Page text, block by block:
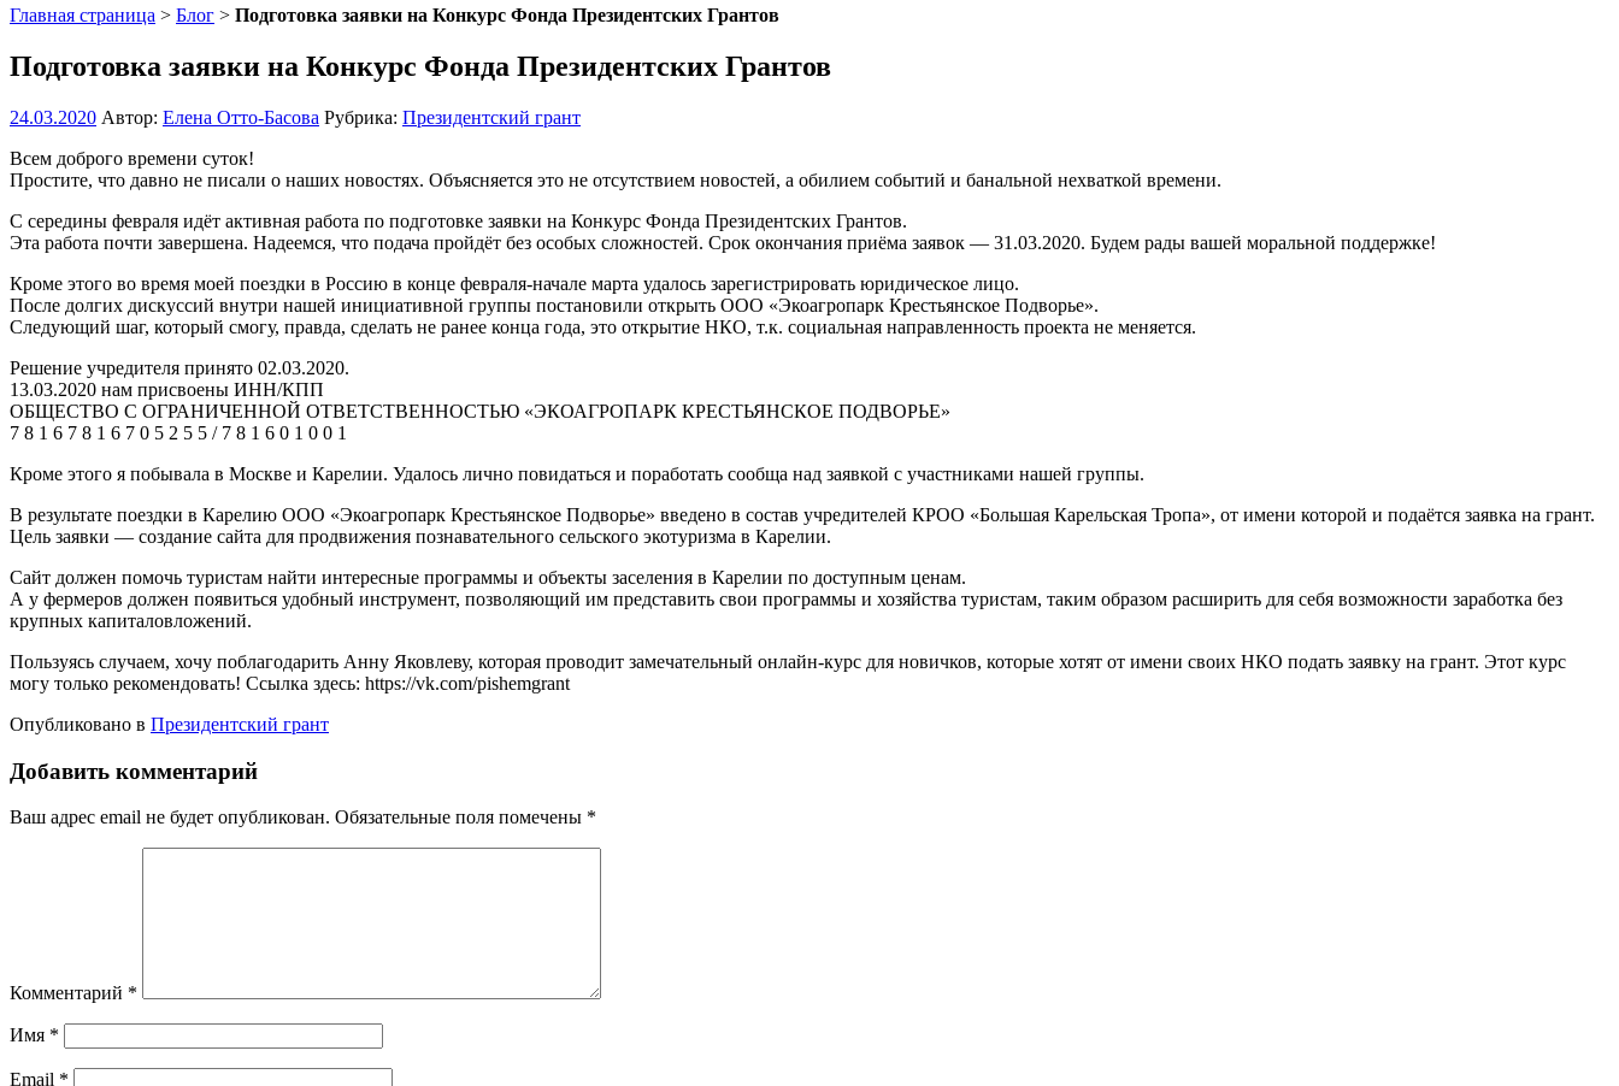
Главная страница > Блог > Подготовка заявки на Конкурс Фонда Президентских Грантов
Подготовка заявки на Конкурс Фонда Президентских Грантов
24.03.2020 Автор: Елена Отто-Басова Рубрика: Президентский грант
Всем доброго времени суток!
Простите, что давно не писали о наших новостях. Объясняется это не отсутствием новостей, а обилием событий и банальной нехваткой времени.
С середины февраля идёт активная работа по подготовке заявки на Конкурс Фонда Президентских Грантов.
Эта работа почти завершена. Надеемся, что подача пройдёт без особых сложностей. Срок окончания приёма заявок — 31.03.2020. Будем рады вашей моральной поддержке!
Кроме этого во время моей поездки в Россию в конце февраля-начале марта удалось зарегистрировать юридическое лицо.
После долгих дискуссий внутри нашей инициативной группы постановили открыть ООО «Экоагропарк Крестьянское Подворье».
Следующий шаг, который смогу, правда, сделать не ранее конца года, это открытие НКО, т.к. социальная направленность проекта не меняется.
Решение учредителя принято 02.03.2020.
13.03.2020 нам присвоены ИНН/КПП
ОБЩЕСТВО С ОГРАНИЧЕННОЙ ОТВЕТСТВЕННОСТЬЮ «ЭКОАГРОПАРК КРЕСТЬЯНСКОЕ ПОДВОРЬЕ»
7 8 1 6 7 8 1 6 7 0 5 2 5 5 / 7 8 1 6 0 1 0 0 1
Кроме этого я побывала в Москве и Карелии. Удалось лично повидаться и поработать сообща над заявкой с участниками нашей группы.
В результате поездки в Карелию ООО «Экоагропарк Крестьянское Подворье» введено в состав учредителей КРОО «Большая Карельская Тропа», от имени которой и подаётся заявка на грант.
Цель заявки — создание сайта для продвижения познавательного сельского экотуризма в Карелии.
Сайт должен помочь туристам найти интересные программы и объекты заселения в Карелии по доступным ценам.
А у фермеров должен появиться удобный инструмент, позволяющий им представить свои программы и хозяйства туристам, таким образом расширить для себя возможности заработка без
крупных капиталовложений.
Пользуясь случаем, хочу поблагодарить Анну Яковлеву, которая проводит замечательный онлайн-курс для новичков, которые хотят от имени своих НКО подать заявку на грант. Этот курс
могу только рекомендовать! Ссылка здесь: https://vk.com/pishemgrant
Опубликовано в Президентский грант
Добавить комментарий
Ваш адрес email не будет опубликован. Обязательные поля помечены *
Комментарий *
Имя *
Email *